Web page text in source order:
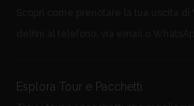
Esplora Tour e Pacchetti